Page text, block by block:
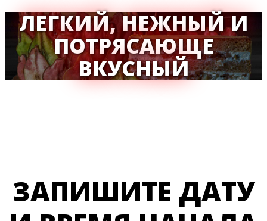
ЛЕГКИЙ, НЕЖНЫЙ И
ПОТРЯСАЮЩЕ
ВКУСНЫЙ
ЗАПИШИТЕ ДАТУ